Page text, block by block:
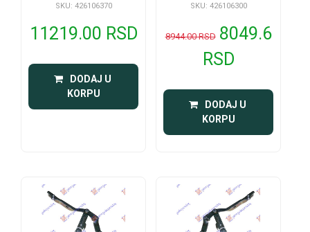
SKU: 426106370
11219.00 RSD
DODAJ U
KORPU
SKU: 426106300
8944.00 RSD 8049.6
RSD
DODAJ U
KORPU